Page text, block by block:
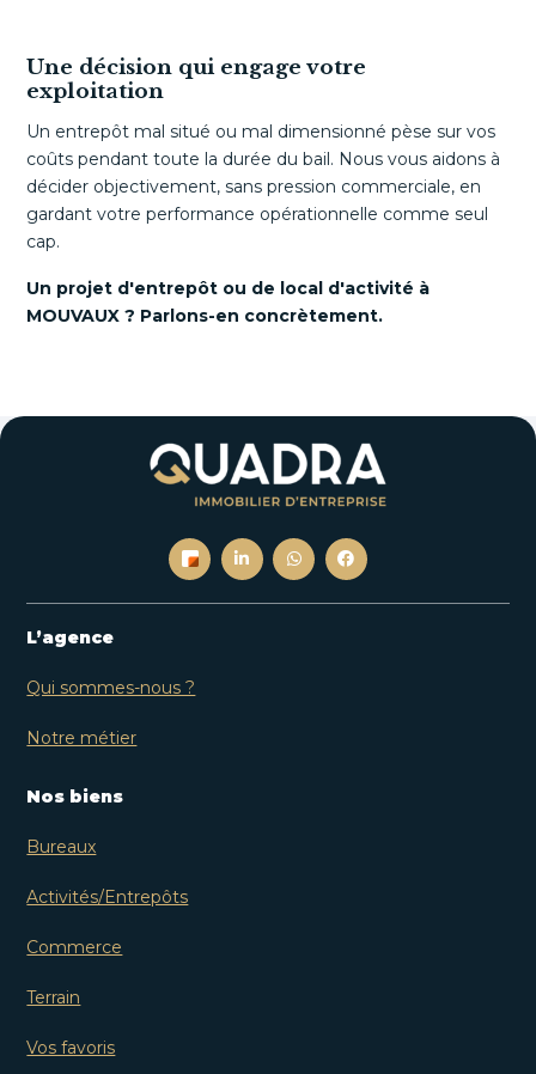
Une décision qui engage votre
exploitation
Un entrepôt mal situé ou mal dimensionné pèse sur vos
coûts pendant toute la durée du bail. Nous vous aidons à
décider objectivement, sans pression commerciale, en
gardant votre performance opérationnelle comme seul
cap.
Un projet d'entrepôt ou de local d'activité à
MOUVAUX ? Parlons-en concrètement.
L’agence
Qui sommes-nous ?
Notre métier
Nos biens
Bureaux
Activités/Entrepôts
Commerce
Terrain
Vos favoris